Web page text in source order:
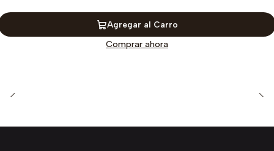
Agregar al Carro
Comprar ahora